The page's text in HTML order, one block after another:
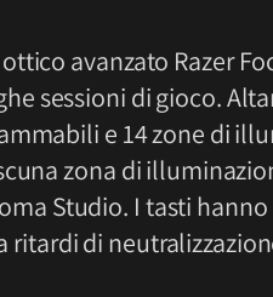
avanzato Razer
sessioni di gioco.
e 14 zone di
zona di
Studio. I tasti hanno
ritardi di